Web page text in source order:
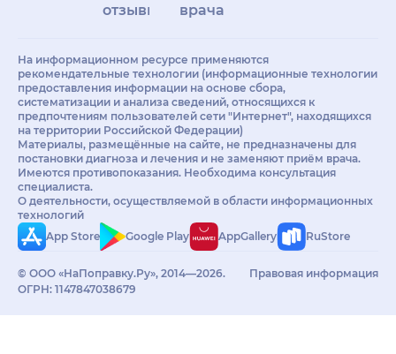
отзывы
врачам
На информационном ресурсе применяются
рекомендательные технологии (информационные технологии
предоставления информации на основе сбора,
систематизации и анализа сведений, относящихся к
предпочтениям пользователей сети "Интернет", находящихся
на территории Российской Федерации)
Материалы, размещённые на сайте, не предназначены для
постановки диагноза и лечения и не заменяют приём врача.
Имеются противопоказания. Необходима консультация
специалиста.
О деятельности, осуществляемой в области информационных
технологий
App Store
Google Play AppGallery RuStore
© ООО «НаПоправку.Ру», 2014—2026.
ОГРН: 1147847038679
Правовая информация